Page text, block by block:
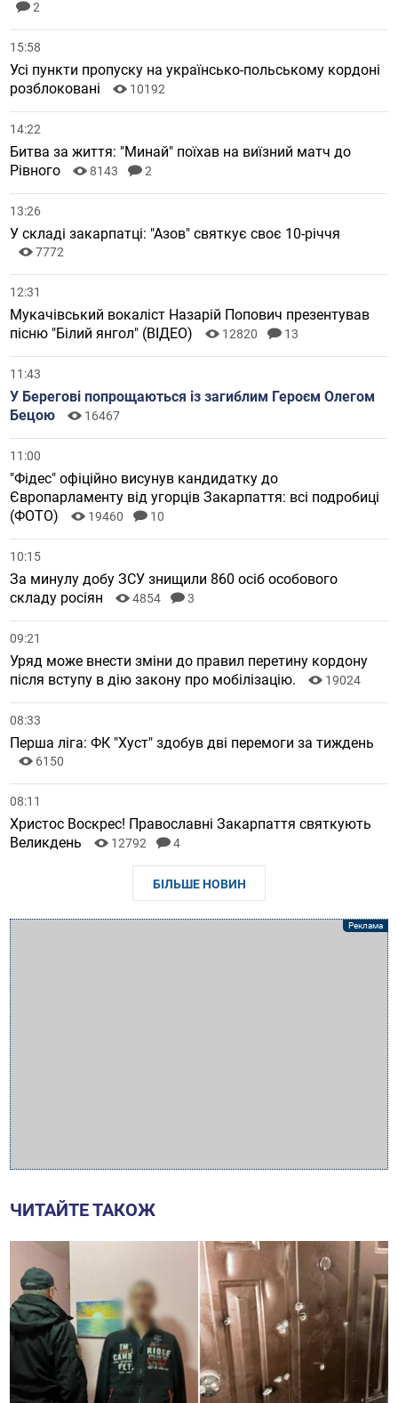
2
15:58
Усі пункти пропуску на українсько-польському кордоні
розблоковані
10192
14:22
Битва за життя: "Минай" поїхав на виїзний матч до
Рівного
8143 2
13:26
У складі закарпатці: "Азов" святкує своє 10-річчя
7772
12:31
Мукачівський вокаліст Назарій Попович презентував
пісню "Білий янгол" (ВІДЕО)
12820 13
11:43
У Берегові попрощаються із загиблим Героєм Олегом
Бецою
16467
11:00
"Фідес" офіційно висунув кандидатку до
Європарламенту від угорців Закарпаття: всі подробиці
(ФОТО)
19460 10
10:15
За минулу добу ЗСУ знищили 860 осіб особового
складу росіян
4854 3
09:21
Уряд може внести зміни до правил перетину кордону
після вступу в дію закону про мобілізацію.
19024
08:33
Перша ліга: ФК "Хуст" здобув дві перемоги за тиждень
6150
08:11
Христос Воскрес! Православні Закарпаття святкують
Великдень
12792 4
БІЛЬШЕ НОВИН
ЧИТАЙТЕ ТАКОЖ